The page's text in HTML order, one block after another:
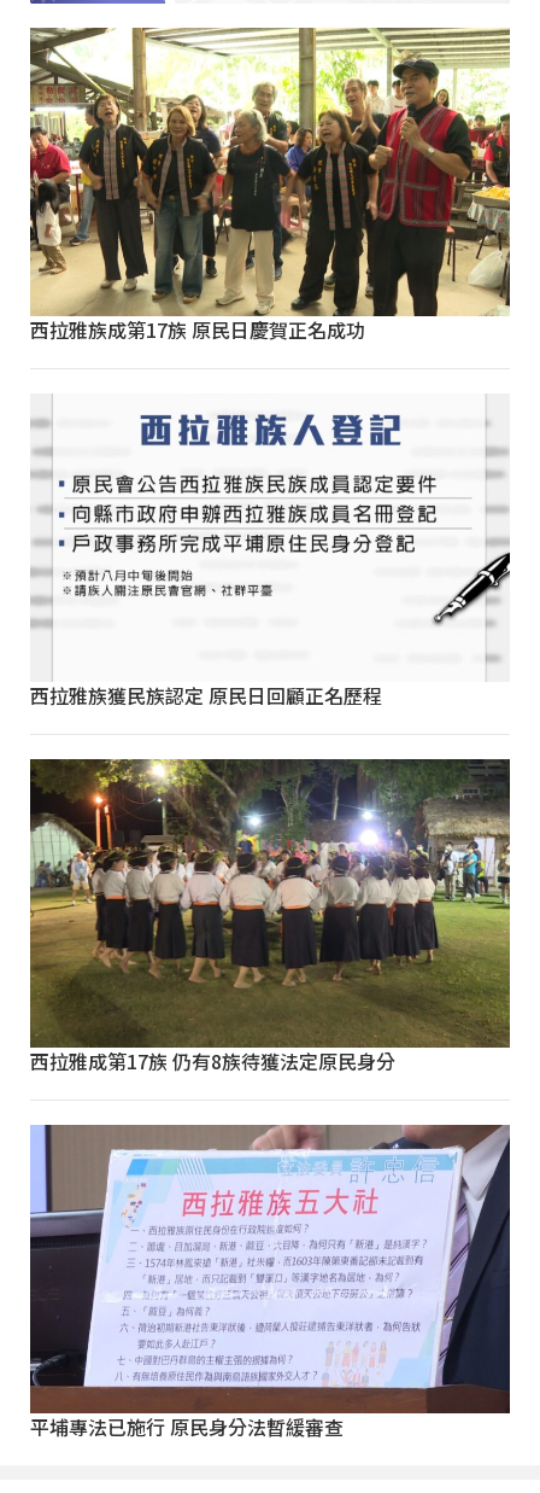
西拉雅族成第17族 原民日慶賀正名成功
西拉雅族獲民族認定 原民日回顧正名歷程
西拉雅成第17族 仍有8族待獲法定原民身分
平埔專法已施行 原民身分法暫緩審查